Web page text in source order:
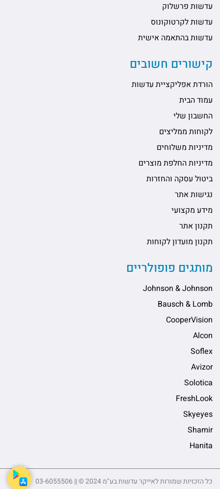
עדשות פרשלוק
עדשות לקרטוקונוס
עדשות בהתאמה אישית
קישורים חשובים
הורדת אפליקציית עדשות
עמוד הבית
החשבון שלי
לקוחות ממליצים
מדיניות משלוחים
מדיניות החלפת מוצרים
ביטול עסקה והחזרות
נגישות אתר
מידע מקצועי
תקנון אתר
תקנון מועדון לקוחות
מותגים פופולריים
Johnson & Johnson
Bausch & Lomb
CooperVision
Alcon
Soflex
Avizor
Solotica
FreshLook
Skyeyes
Shamir
Hanita
כל הזכויות שמורות לאייקר עדשות בע"מ 2024 © || 03-6055506